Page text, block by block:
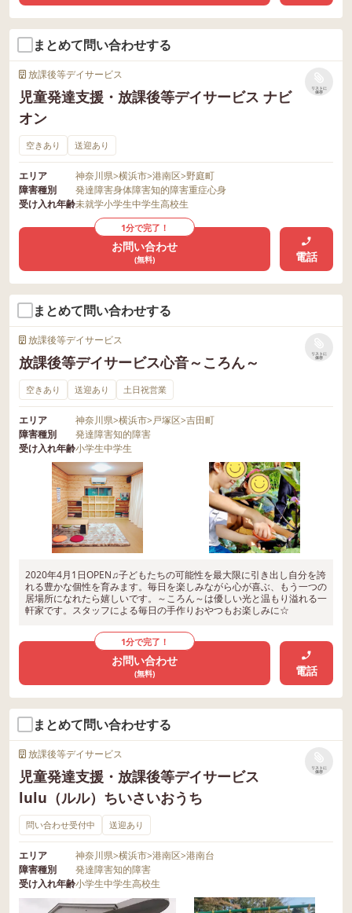
まとめて問い合わせする
放課後等デイサービス
児童発達支援・放課後等デイサービス ナビ
オン
リストに
保存
空きあり 送迎あり
エリア 神奈川県>横浜市>港南区>野庭町
障害種別
発達障害身体障害知的障害重症心身
受け入れ年齢未就学小学生中学生高校生
1分で完了！
お問い合わせ
(無料) 電話
まとめて問い合わせする
放課後等デイサービス
放課後等デイサービス心音～ころん～
リストに
保存
空きあり 送迎あり 土日祝営業
エリア 神奈川県>横浜市>戸塚区>吉田町
障害種別
発達障害知的障害
受け入れ年齢小学生中学生
2020年4月1日OPEN♫子どもたちの可能性を最大限に引き出し自分を誇
れる豊かな個性を育みます。毎日を楽しみながら心が喜ぶ、もう一つの
居場所になれたら嬉しいです。～ころん～は優しい光と温もり溢れる一
軒家です。スタッフによる毎日の手作りおやつもお楽しみに☆
1分で完了！
お問い合わせ
(無料) 電話
まとめて問い合わせする
放課後等デイサービス
児童発達支援・放課後等デイサービス
lulu（ルル）ちいさいおうち
リストに
保存
問い合わせ受付中 送迎あり
エリア 神奈川県>横浜市>港南区>港南台
障害種別
発達障害知的障害
受け入れ年齢小学生中学生高校生